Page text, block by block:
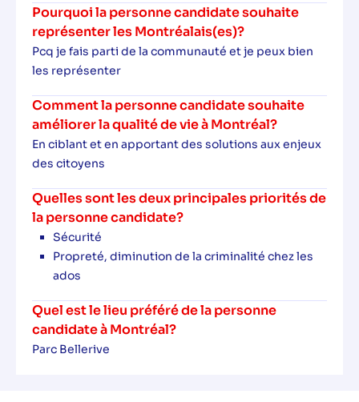
Pourquoi la personne candidate souhaite
représenter les Montréalais(es)?
Pcq je fais parti de la communauté et je peux bien
les représenter
Comment la personne candidate souhaite
améliorer la qualité de vie à Montréal?
En ciblant et en apportant des solutions aux enjeux
des citoyens
Quelles sont les deux principales priorités de
la personne candidate?
Sécurité
Propreté, diminution de la criminalité chez les
ados
Quel est le lieu préféré de la personne
candidate à Montréal?
Parc Bellerive